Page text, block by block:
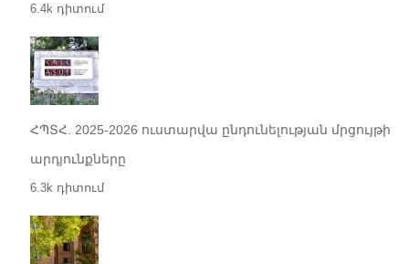
6.4k դիտում
ՀՊՏՀ. 2025-2026 ուստարվա ընդունելության մրցույթի
արդյունքները
6.3k դիտում